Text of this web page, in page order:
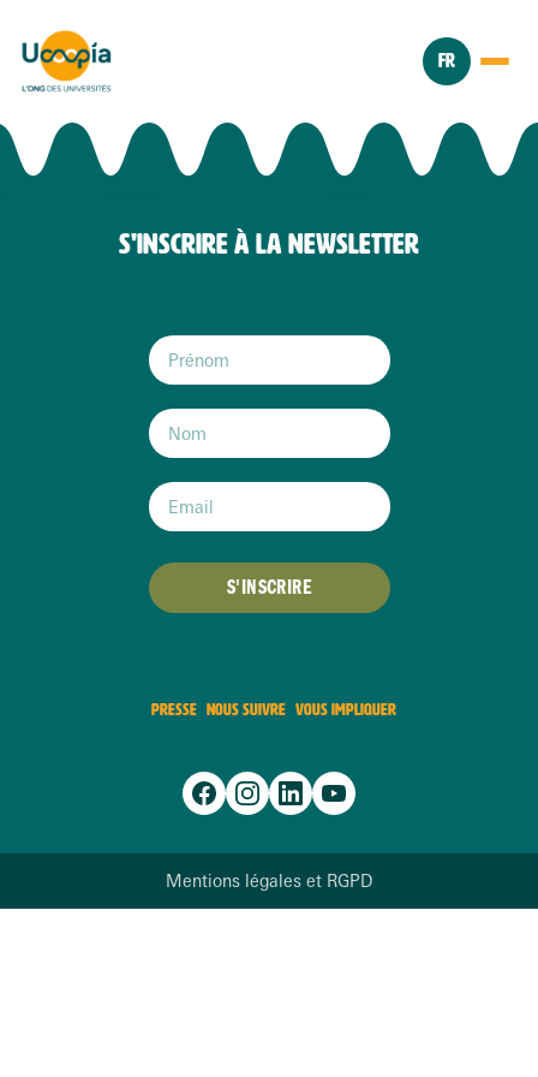
FR
S'INSCRIRE À LA NEWSLETTER
S'INSCRIRE
PRESSE NOUS SUIVRE VOUS IMPLIQUER
Mentions légales et RGPD